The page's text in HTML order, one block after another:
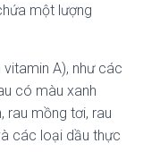
một lượng
A), như các
có màu xanh
rau mồng tơi, rau
các loại dầu thực